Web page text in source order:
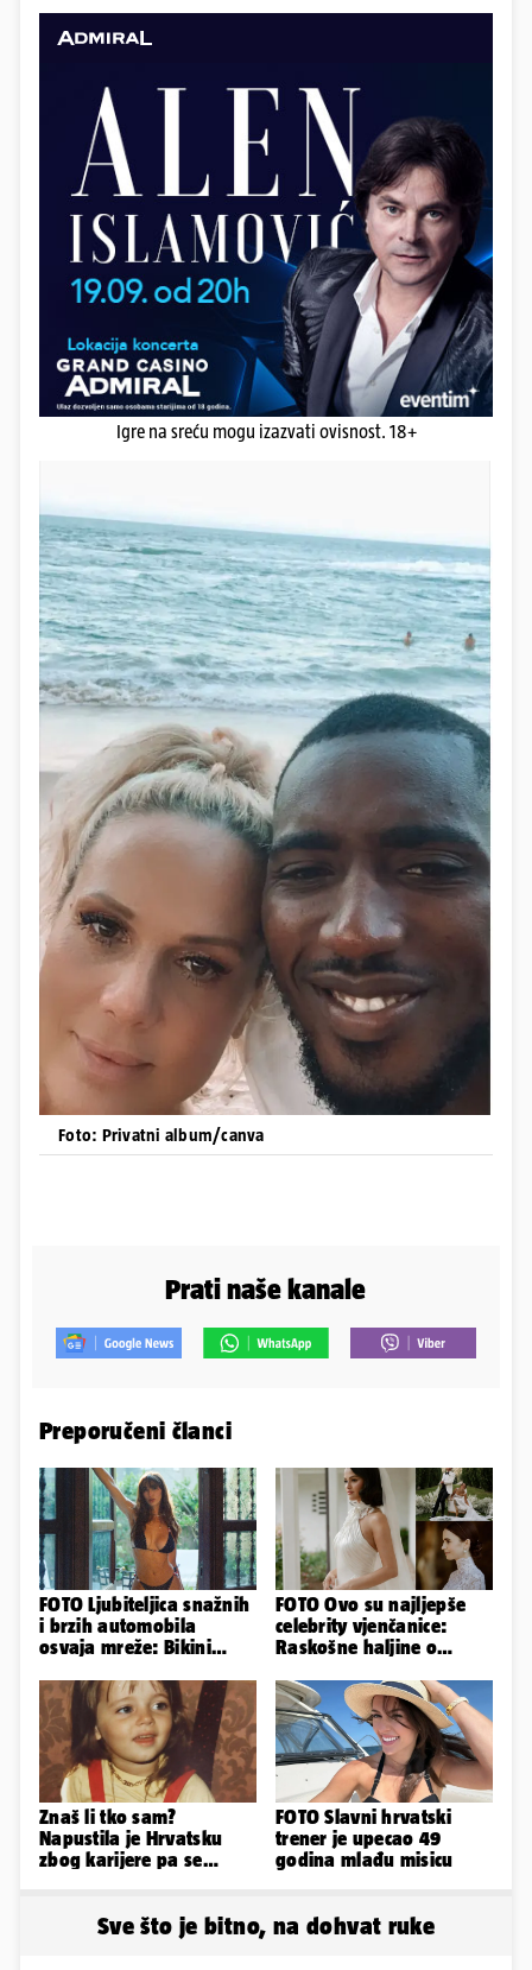
Igre na sreću mogu izazvati ovisnost. 18+
Foto: Privatni album/canva
Prati naše kanale
Preporučeni članci
FOTO Ljubiteljica snažnih
i brzih automobila
osvaja mreže: Bikini
snagama
FOTO Ovo su najljepše
celebrity vjenčanice:
Raskošne haljine o
svijet
Znaš li tko sam?
Napustila je Hrvatsku
zbog karijere pa se
FOTO Slavni hrvatski
trener je upecao 49
godina mlađu misicu
Sve što je bitno, na dohvat ruke